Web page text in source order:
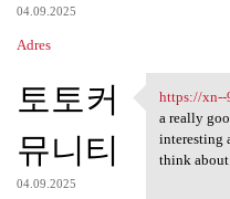
04.09.2025
Adres
토토커
뮤니티
04.09.2025
https://
https://xn--
a really
interesting
think